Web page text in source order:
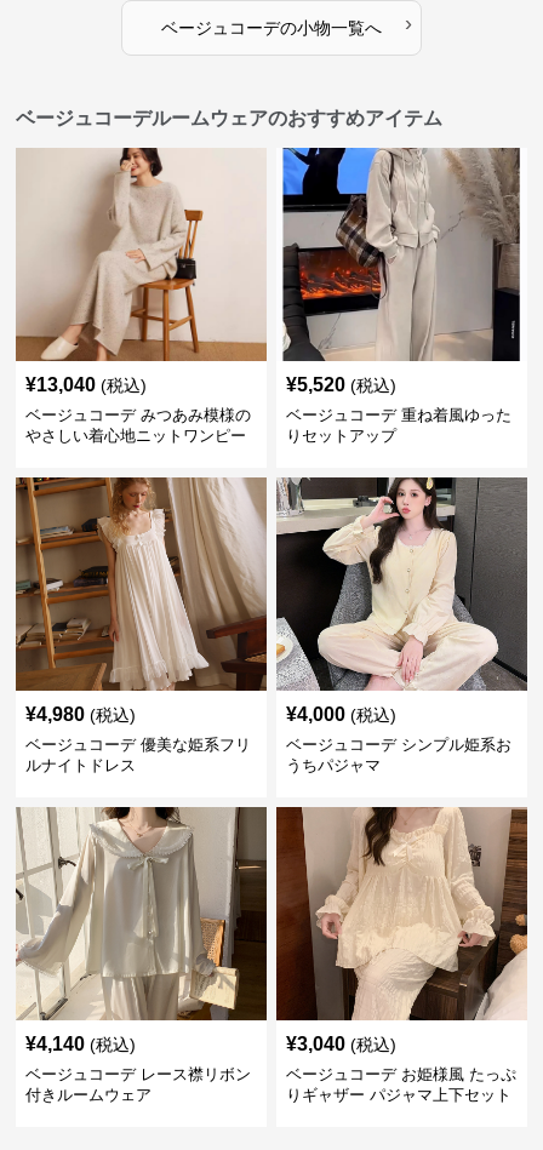
ベージュコーデの小物一覧へ ›
ベージュコーデルームウェアのおすすめアイテム
¥13,040 (税込)
ベージュコーデ みつあみ模様の
やさしい着心地ニットワンピー
¥5,520 (税込)
ベージュコーデ 重ね着風ゆった
りセットアップ
¥4,980 (税込)
ベージュコーデ 優美な姫系フリ
ルナイトドレス
¥4,000 (税込)
ベージュコーデ シンプル姫系お
うちパジャマ
¥4,140 (税込)
ベージュコーデ レース襟リボン
付きルームウェア
¥3,040 (税込)
ベージュコーデ お姫様風 たっぷ
りギャザー パジャマ上下セット